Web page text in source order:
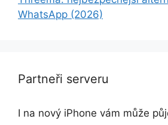
WhatsApp (2026)
Partneři serveru
I na nový iPhone vám může